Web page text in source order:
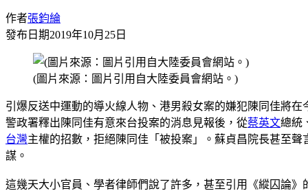
作者張鈞綸
發布日期2019年10月25日
(圖片來源：圖片引用自大陸委員會網站。)
引爆反送中運動的導火線人物、港男殺女案的嫌犯陳同佳將
警政署釋出陳同佳有意來台投案的消息見報後，從蔡英文總統
台灣主權的招數，拒絕陳同佳「被投案」。蘇貞昌院長甚至
謀。
這幾天大小官員、學者律師們說了許多，甚至引用《縱囚論